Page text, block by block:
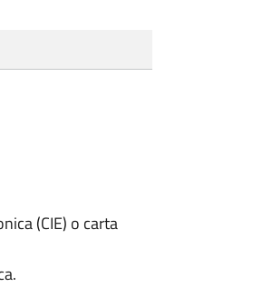
(CIE) o carta